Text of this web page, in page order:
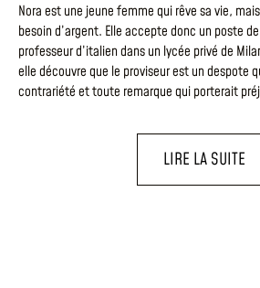
Nora est une jeune femme qui rêve sa vie,
besoin d’argent. Elle accepte donc un poste
professeur d’italien dans un lycée privé de
elle découvre que le proviseur est un despote
contrariété et toute remarque qui porterait
LIRE LA SUITE